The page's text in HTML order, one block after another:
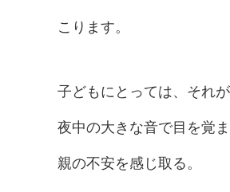
こります。
子どもにとっては、それ
夜中の大きな音で目を覚ま
親の不安を感じ取る。